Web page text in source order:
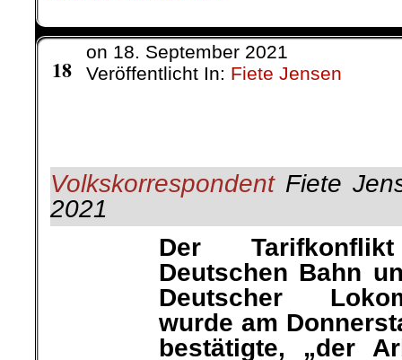
18
on 18. September 2021
Veröffentlicht In: Fiete Jensen
2021
Deutschen Bahn
Deutscher
wurde am
bestätigte, „der
angekündigt um 2.00